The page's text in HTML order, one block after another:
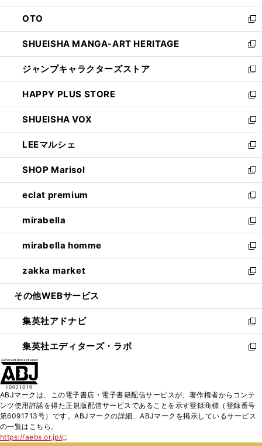
ウ
で
開
く
ン
ド
ウ
で
開
く
OTO
新
し
い
ウ
ィ
ン
ド
ウ
で
開
く
SHUEISHA MANGA-ART HERITAGE
新
し
い
ウ
ィ
ン
ド
ウ
で
開
く
ジャンプキャラクターズストア
新
し
い
ウ
ィ
ン
ド
ウ
で
開
く
HAPPY PLUS STORE
新
し
い
ウ
ィ
ン
ド
ウ
で
開
く
SHUEISHA VOX
新
し
い
ウ
ィ
ン
ド
ウ
で
開
く
LEEマルシェ
新
し
い
ウ
ィ
ン
ド
ウ
で
開
く
SHOP Marisol
新
し
い
ウ
ィ
ン
ド
ウ
で
開
eclat premium
新
し
い
ウ
ィ
ン
ド
ウ
開
く
mirabella
新
し
い
ウ
ィ
ン
ウ
で
開
く
mirabella homme
新
し
い
ウ
ン
ド
ウ
で
zakka market
新
し
ウ
ィ
ン
ド
く
その他WEBサービス
集英社アドナビ
新
し
い
ド
ウ
で
集英社エディターズ・ラボ
新
ィ
ン
ABJマークは、この電子書店・電子書籍配信サービスが、著作権者からコンテ
ンツ使用許諾を得た正規版配信サービスであることを示す登録商標（登録番号
第6091713号）です。ABJマークの詳細、ABJマークを掲示しているサービス
の一覧はこちら。
https://aebs.or.jp/
新